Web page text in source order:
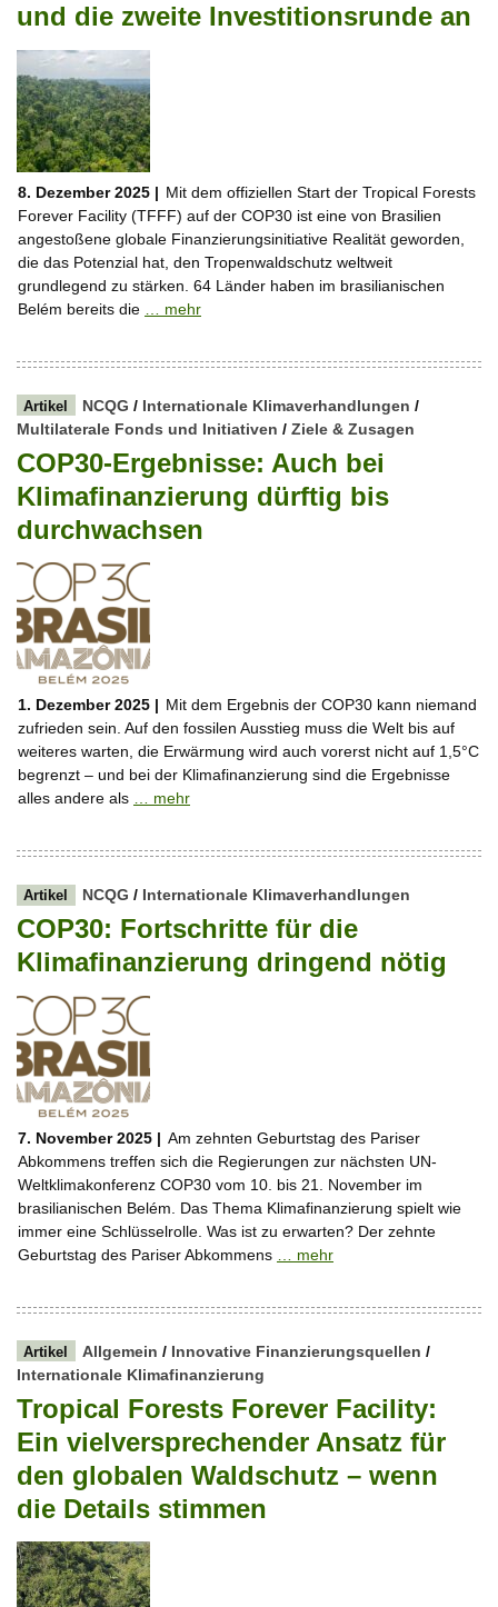
und die zweite Investitionsrunde an
8. Dezember 2025 | Mit dem offiziellen Start der Tropical Forests
Forever Facility (TFFF) auf der COP30 ist eine von Brasilien
angestoßene globale Finanzierungsinitiative Realität geworden,
die das Potenzial hat, den Tropenwaldschutz weltweit
grundlegend zu stärken. 64 Länder haben im brasilianischen
Belém bereits die
… mehr
Artikel NCQG / Internationale Klimaverhandlungen /
Multilaterale Fonds und Initiativen / Ziele & Zusagen
COP30-Ergebnisse: Auch bei
Klimafinanzierung dürftig bis
durchwachsen
1. Dezember 2025 | Mit dem Ergebnis der COP30 kann niemand
zufrieden sein. Auf den fossilen Ausstieg muss die Welt bis auf
weiteres warten, die Erwärmung wird auch vorerst nicht auf 1,5°C
begrenzt – und bei der Klimafinanzierung sind die Ergebnisse
alles andere als … mehr
Artikel NCQG / Internationale Klimaverhandlungen
COP30: Fortschritte für die
Klimafinanzierung dringend nötig
7. November 2025 | Am zehnten Geburtstag des Pariser
Abkommens treffen sich die Regierungen zur nächsten UN-
Weltklimakonferenz COP30 vom 10. bis 21. November im
brasilianischen Belém. Das Thema Klimafinanzierung spielt wie
immer eine Schlüsselrolle. Was ist zu erwarten? Der zehnte
Geburtstag des Pariser Abkommens
… mehr
Artikel Allgemein / Innovative Finanzierungsquellen /
Internationale Klimafinanzierung
Tropical Forests Forever Facility:
Ein vielversprechender Ansatz für
den globalen Waldschutz – wenn
die Details stimmen